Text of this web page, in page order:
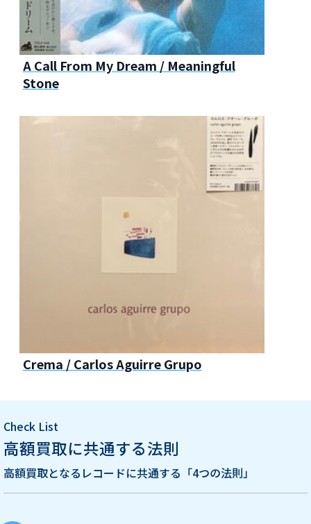
A Call From My Dream / Meaningful
Stone
Crema / Carlos Aguirre Grupo
Check List
高額買取に共通する法則
高額買取となるレコードに共通する「4つの法則」